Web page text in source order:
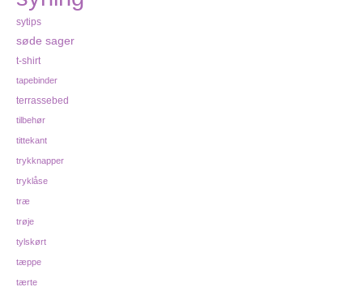
sytips
søde sager
t-shirt
tapebinder
terrassebed
tilbehør
tittekant
trykknapper
tryklåse
træ
trøje
tylskørt
tæppe
tærte